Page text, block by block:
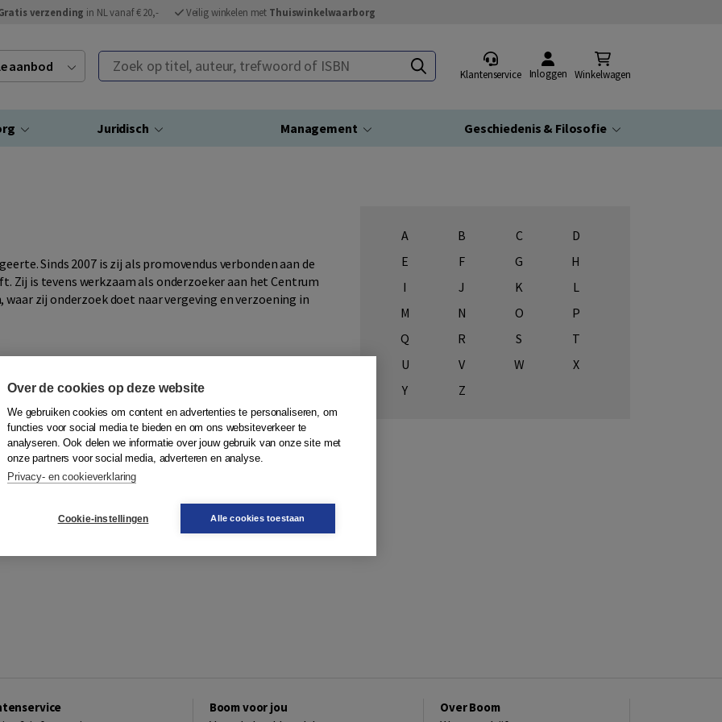
verzending in NL vanaf € 20,- Veilig winkelen met Thuiswinkelwaarborg
aanbod Zoek op titel, auteur, trefwoord of ISBN
Klantenservice Inloggen Winkelwagen
Juridisch Management Geschiedenis & Filosofie
Sinds 2007 is zij als promovendus verbonden aan de
Zij is tevens werkzaam als onderzoeker aan het Centrum
zij onderzoek doet naar vergeving en verzoening in
A B C
D
E
F G
H
I
J K
L
M
N O
P
Q
R S
T
U
V W
X
Y
Z
Boom voor jou Over Boom
Over de cookies op deze website
We gebruiken cookies om content en advertenties te personaliseren, om
functies voor social media te bieden en om ons websiteverkeer te
analyseren. Ook delen we informatie over jouw gebruik van onze site met
onze partners voor social media, adverteren en analyse.
Privacy- en cookieverklaring
Cookie-instellingen Alle cookies toestaan